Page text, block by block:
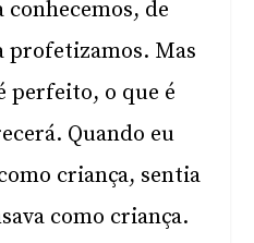
de
Mas
perfeito, o que é
Quando eu
criança, sentia
como criança.